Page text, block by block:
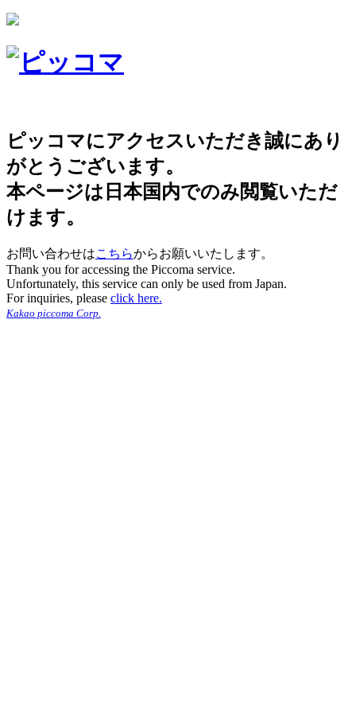
ピッコマにアクセスいただき誠にあり
がとうございます。
本ページは日本国内でのみ閲覧いただ
けます。
お問い合わせはこちらからお願いいたします。
Thank you for accessing the Piccoma service.
Unfortunately, this service can only be used from Japan.
For inquiries, please click here.
Kakao piccoma Corp.